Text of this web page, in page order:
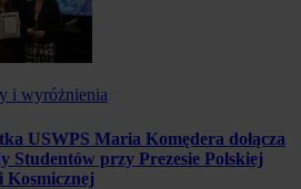
i wyróżnienia
USWPS Maria Komędera dołącza
Studentów przy Prezesie Polskiej
Kosmicznej